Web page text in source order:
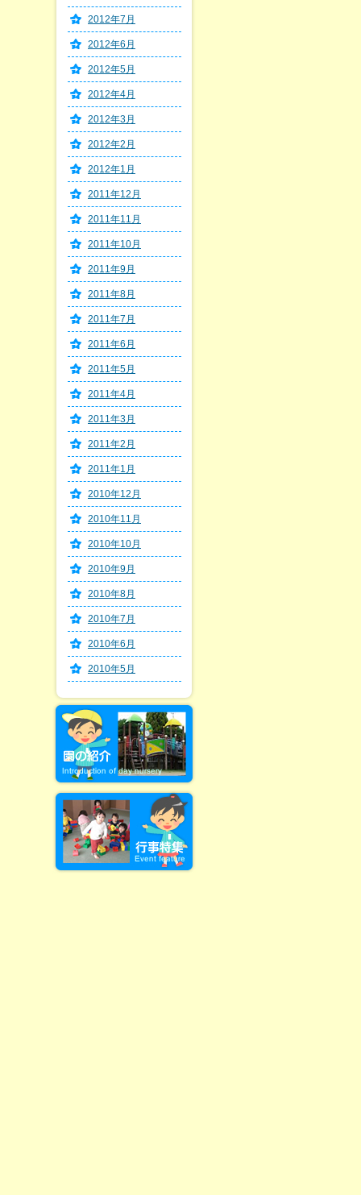
2012年7月
2012年6月
2012年5月
2012年4月
2012年3月
2012年2月
2012年1月
2011年12月
2011年11月
2011年10月
2011年9月
2011年8月
2011年7月
2011年6月
2011年5月
2011年4月
2011年3月
2011年2月
2011年1月
2010年12月
2010年11月
2010年10月
2010年9月
2010年8月
2010年7月
2010年6月
2010年5月